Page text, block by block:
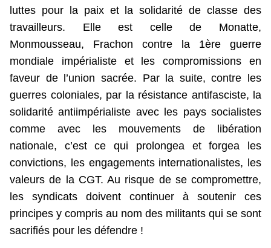
luttes pour la paix et la solidarité de classe des
travailleurs. Elle est celle de Monatte,
Monmousseau, Frachon contre la 1ère guerre
mondiale impérialiste et les compromissions en
faveur de l’union sacrée. Par la suite, contre les
guerres coloniales, par la résistance antifasciste, la
solidarité antiimpérialiste avec les pays socialistes
comme avec les mouvements de libération
nationale, c’est ce qui prolongea et forgea les
convictions, les engagements internationalistes, les
valeurs de la CGT. Au risque de se compromettre,
les syndicats doivent continuer à soutenir ces
principes y compris au nom des militants qui se sont
sacrifiés pour les défendre !